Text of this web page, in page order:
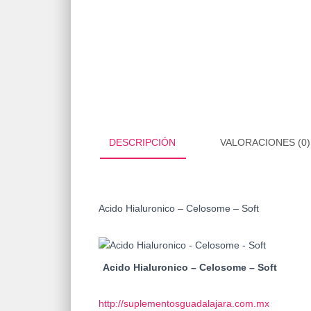
DESCRIPCIÓN VALORACIONES (0)
Acido Hialuronico – Celosome – Soft
Acido Hialuronico – Celosome – Soft
http://suplementosguadalajara.com.mx